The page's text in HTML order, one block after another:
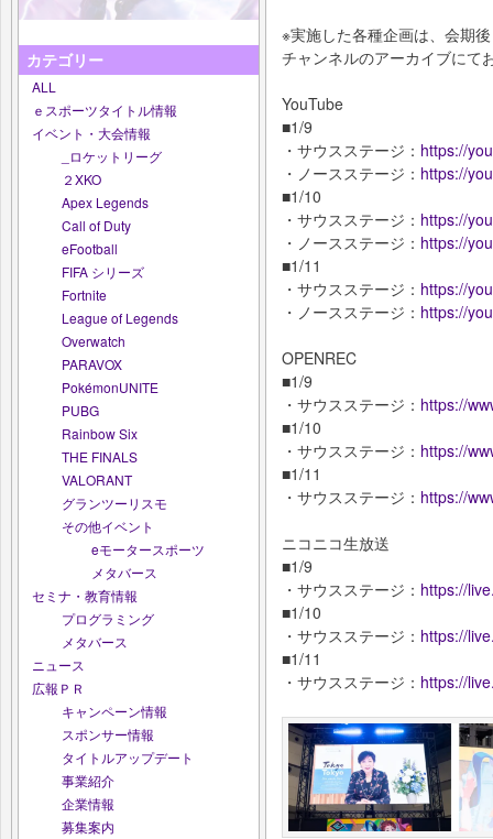
カテゴリー
ALL
ｅスポーツタイトル情報
イベント・大会情報
_ロケットリーグ
２XKO
Apex Legends
Call of Duty
eFootball
FIFA シリーズ
Fortnite
League of Legends
Overwatch
PARAVOX
PokémonUNITE
PUBG
Rainbow Six
THE FINALS
VALORANT
グランツーリスモ
その他イベント
eモータースポーツ
メタバース
セミナ・教育情報
プログラミング
メタバース
ニュース
広報ＰＲ
キャンペーン情報
スポンサー情報
タイトルアップデート
事業紹介
企業情報
募集案内
※実施した各種企画は、会期
チャンネルのアーカイブにて
YouTube
■1/9
・サウスステージ： https://
・ノースステージ： https://
■1/10
・サウスステージ： https://
・ノースステージ： https://
■1/11
・サウスステージ： https://
・ノースステージ： https://
OPENREC
■1/9
・サウスステージ： https://
■1/10
・サウスステージ： https://
■1/11
・サウスステージ： https://
ニコニコ生放送
■1/9
・サウスステージ： https://
■1/10
・サウスステージ： https://
■1/11
・サウスステージ： https://